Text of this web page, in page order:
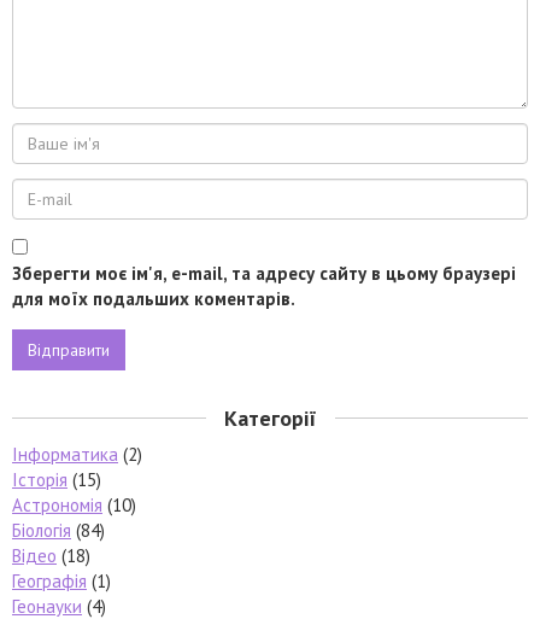
Зберегти моє ім'я, e-mail, та адресу сайту в цьому браузері
для моїх подальших коментарів.
Категорії
Інформатика (2)
Історія (15)
Астрономія (10)
Біологія (84)
Відео (18)
Географія (1)
Геонауки (4)